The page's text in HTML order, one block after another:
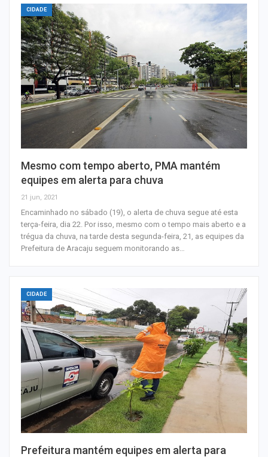
CIDADE
Mesmo com tempo aberto, PMA mantém
equipes em alerta para chuva
21 jun, 2021
Encaminhado no sábado (19), o alerta de chuva segue até esta
terça-feira, dia 22. Por isso, mesmo com o tempo mais aberto e a
trégua da chuva, na tarde desta segunda-feira, 21, as equipes da
Prefeitura de Aracaju seguem monitorando as…
CIDADE
Prefeitura mantém equipes em alerta para